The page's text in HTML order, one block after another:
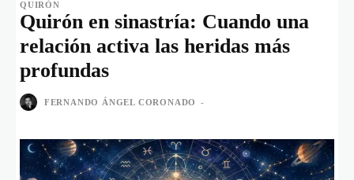
QUIRÓN
Quirón en sinastría: Cuando una
relación activa las heridas más
profundas
FERNANDO ÁNGEL CORONADO -